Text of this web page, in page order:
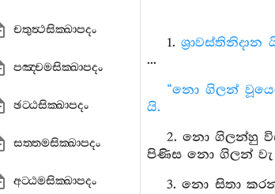
චතුත්‍ථසික‍්ඛාපදං
පඤ‍්චමසික‍්ඛාපදං
ඡට‍්ඨසික‍්ඛාපදං
සත‍්තමසික‍්ඛාපදං
අට‍්ඨමසික‍්ඛාපදං
1.ශ්‍රාවස්තිනිදාන
...
“නො ගිලන්
යි.
2. නො ගිලන්හු
පිණිස නො ගිලන් වැ
3. නො සිතා